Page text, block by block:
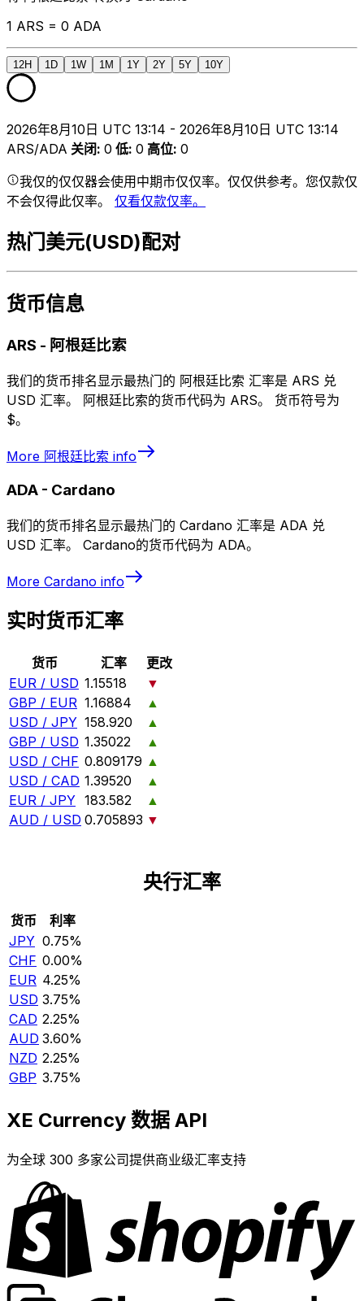
1 ARS = 0 ADA
12H 1D 1W 1M 1Y 2Y 5Y 10Y
2026年8月10日 UTC 13:14 - 2026年8月10日 UTC 13:14
ARS/ADA 关闭: 0 低: 0 高位: 0
我仅的仅仅器会使用中期市仅仅率。仅仅供参考。您仅款仅
不会仅得此仅率。 仅看仅款仅率。
热门美元(USD)配对
货币信息
ARS - 阿根廷比索
我们的货币排名显示最热门的 阿根廷比索 汇率是 ARS 兑
USD 汇率。 阿根廷比索的货币代码为 ARS。 货币符号为
$。
More 阿根廷比索 info
ADA - Cardano
我们的货币排名显示最热门的 Cardano 汇率是 ADA 兑
USD 汇率。 Cardano的货币代码为 ADA。
More Cardano info
实时货币汇率
货币 汇率
更改
EUR / USD 1.15518
▼
GBP / EUR 1.16884
▲
USD / JPY 158.920
▲
GBP / USD 1.35022
▲
USD / CHF 0.809179 ▲
USD / CAD 1.39520
▲
EUR / JPY 183.582
▲
AUD / USD 0.705893 ▼
央行汇率
货币
利率
JPY 0.75%
CHF 0.00%
EUR 4.25%
USD 3.75%
CAD 2.25%
AUD 3.60%
NZD 2.25%
GBP 3.75%
XE Currency 数据 API
为全球 300 多家公司提供商业级汇率支持